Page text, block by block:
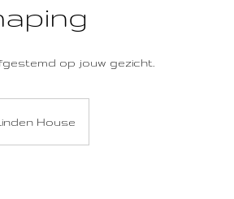
op jouw gezicht.
House